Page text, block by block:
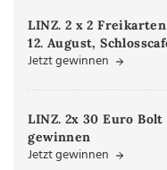
LINZ. 2 x 2
12. August,
Jetzt gewinnen
LINZ. 2x 30 Euro
gewinnen
Jetzt gewinnen